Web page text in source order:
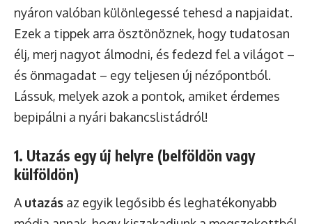
nyáron valóban különlegessé tehesd a napjaidat.
Ezek a tippek arra ösztönöznek, hogy tudatosan
élj, merj nagyot álmodni, és fedezd fel a világot –
és önmagadat – egy teljesen új nézőpontból.
Lássuk, melyek azok a pontok, amiket érdemes
bepipálni a nyári bakancslistádról!
1. Utazás egy új helyre (belföldön vagy
külföldön)
A utazás az egyik legősibb és leghatékonyabb